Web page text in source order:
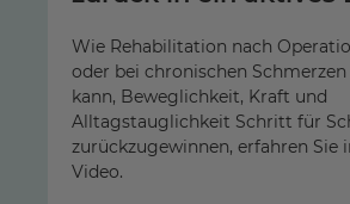
Wie Rehabilitation nach
oder bei chronischen
kann, Beweglichkeit, Kraft und
Alltagstauglichkeit Schritt für
zurückzugewinnen, erfahren Sie
Video.